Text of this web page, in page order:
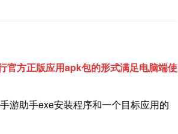
官方正版应用apk包的形式满足电脑端使
游助手exe安装程序和一个目标应用的